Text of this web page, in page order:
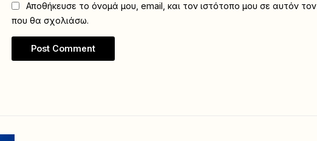
Αποθήκευσε το όνομά μου, email, και τον ιστότοπο μου σε αυτόν
που θα σχολιάσω.